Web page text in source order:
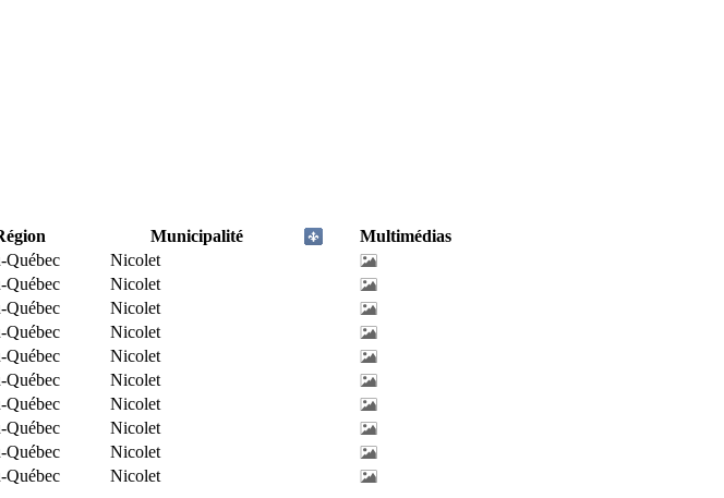
Municipalité
Multimédias
Québec
Nicolet
Québec
Nicolet
Québec
Nicolet
Québec
Nicolet
Québec
Nicolet
Québec
Nicolet
Québec
Nicolet
Québec
Nicolet
Québec
Nicolet
Québec Nicolet